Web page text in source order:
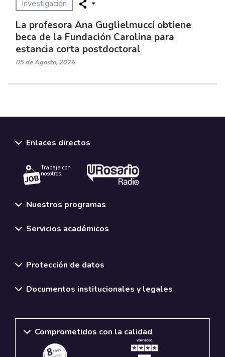
La profesora Ana Guglielmucci obtiene
estancia corta postdoctoral
05 de Agosto, 2026
Enlaces directos
Trabaja con
Nuestros programas
Servicios académicos